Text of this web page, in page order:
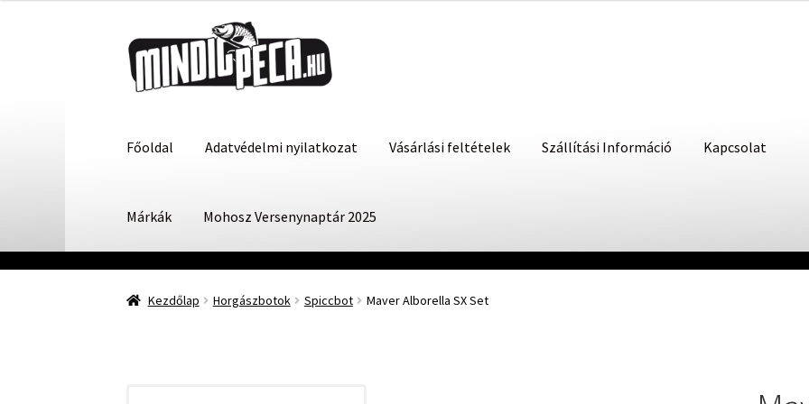
a
navigációhoz
a
tartalomba
Főoldal Adatvédelmi nyilatkozat Vásárlási feltételek Szállítási Információ Kapcsolat
Márkák Mohosz Versenynaptár 2025
Kezdőlap Horgászbotok Spiccbot Maver Alborella SX Set